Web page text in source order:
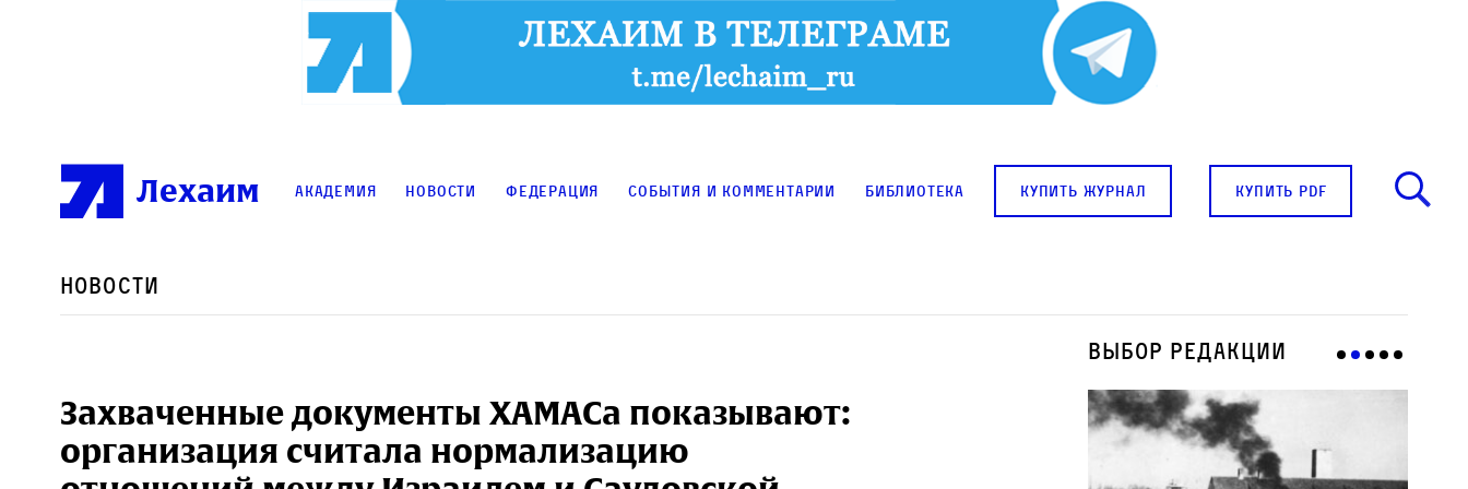
Лехаим Академия Новости Федерация События и комментарии Библиотека купить журнал купить pdf
Новости
Захваченные документы ХАМАСа показывают:
организация считала нормализацию
Выбор редакции